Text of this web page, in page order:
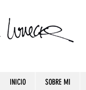
INICIO SOBRE MI